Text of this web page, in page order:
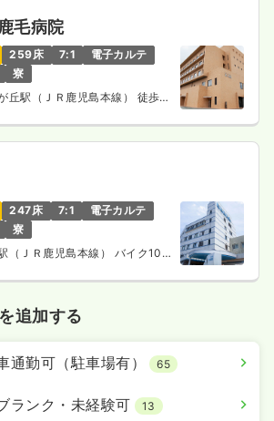
毛病院
259床 7:1
電子カルテ
寮
丘駅（ＪＲ鹿児島本線） 徒歩
247床 7:1
電子カルテ
寮
（ＪＲ鹿児島本線） バイク10
追加する
通勤可（駐車場有） 65
ランク・未経験可 13